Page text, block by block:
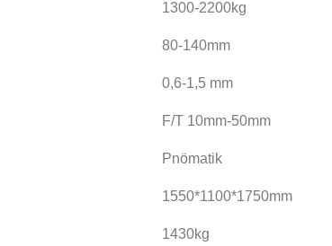
1300-2200kg
80-140mm
0,6-1,5 mm
F/T 10mm-50mm
Pnömatik
1550*1100*1750mm
1430kg